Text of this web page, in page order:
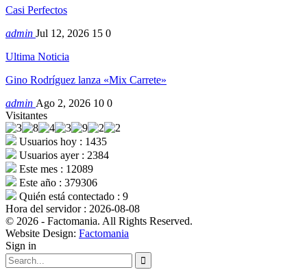
Casi Perfectos
admin Jul 12, 2026 15 0
Ultima Noticia
Gino Rodríguez lanza «Mix Carrete»
admin Ago 2, 2026 10 0
Visitantes
Usuarios hoy : 1435
Usuarios ayer : 2384
Este mes : 12089
Este año : 379306
Quién está contectado : 9
Hora del servidor : 2026-08-08
© 2026 - Factomania. All Rights Reserved.
Website Design: Factomania
Sign in